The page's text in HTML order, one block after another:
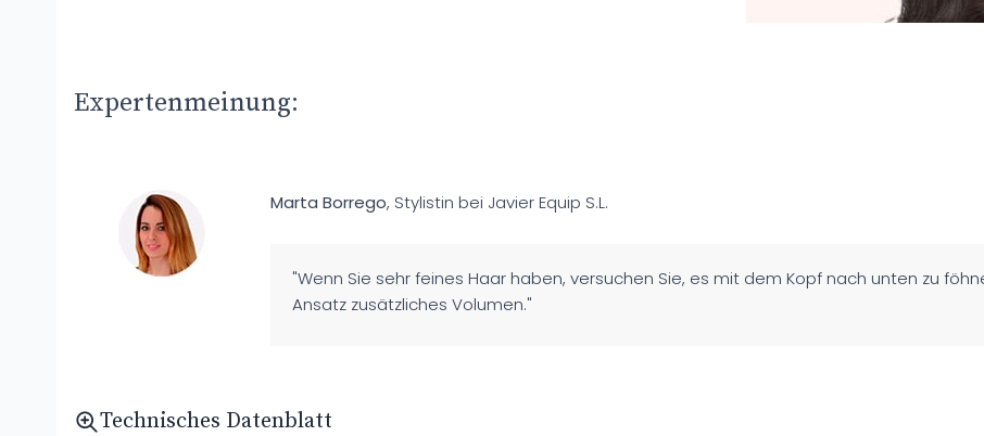
Expertenmeinung:
Marta Borrego, Stylistin bei Javier Equip S.L.
"Wenn Sie sehr feines Haar haben, versuchen Sie, es mit dem Kopf nach unten zu
Ansatz zusätzliches Volumen."
Technisches Datenblatt